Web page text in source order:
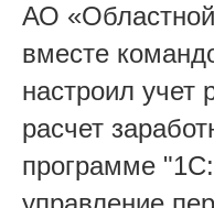
АО
вместе
настроил учет
расчет
программе